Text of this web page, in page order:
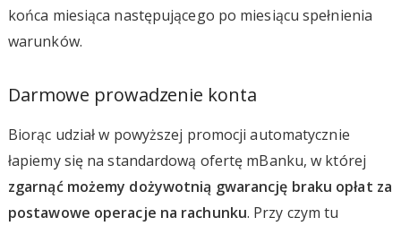
końca miesiąca następującego po miesiącu spełnienia
warunków.
Darmowe prowadzenie konta
Biorąc udział w powyższej promocji automatycznie
łapiemy się na standardową ofertę mBanku, w której
zgarnąć możemy dożywotnią gwarancję braku opłat za
postawowe operacje na rachunku. Przy czym tu